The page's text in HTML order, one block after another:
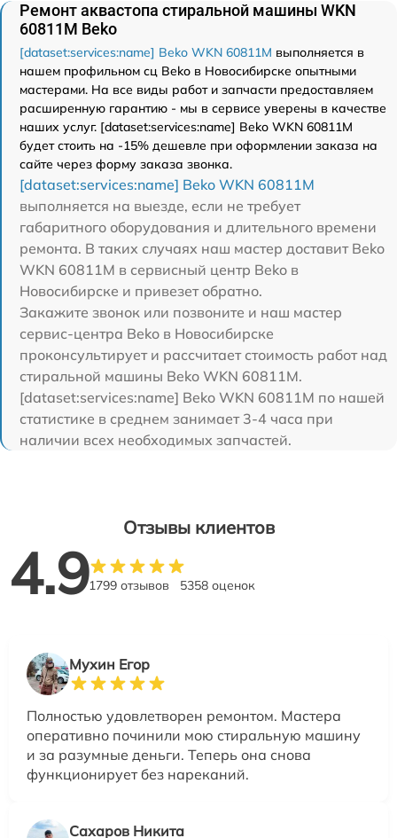
Ремонт аквастопа стиральной машины WKN
60811M Beko
[dataset:services:name] Beko WKN 60811M выполняется в
нашем профильном сц Beko в Новосибирске опытными
мастерами. На все виды работ и запчасти предоставляем
расширенную гарантию - мы в сервисе уверены в качестве
наших услуг. [dataset:services:name] Beko WKN 60811M
будет стоить на -15% дешевле при оформлении заказа на
сайте через форму заказа звонка.
[dataset:services:name] Beko WKN 60811M
выполняется на выезде, если не требует
габаритного оборудования и длительного времени
ремонта. В таких случаях наш мастер доставит Beko
WKN 60811M в сервисный центр Beko в
Новосибирске и привезет обратно.
Закажите звонок или позвоните и наш мастер
сервис-центра Beko в Новосибирске
проконсультирует и рассчитает стоимость работ над
стиральной машины Beko WKN 60811M.
[dataset:services:name] Beko WKN 60811M по нашей
статистике в среднем занимает 3-4 часа при
наличии всех необходимых запчастей.
Отзывы клиентов
4.91799 отзывов 5358 оценок
Мухин Егор
Полностью удовлетворен ремонтом. Мастера
оперативно починили мою стиральную машину
и за разумные деньги. Теперь она снова
функционирует без нареканий.
Сахаров Никита